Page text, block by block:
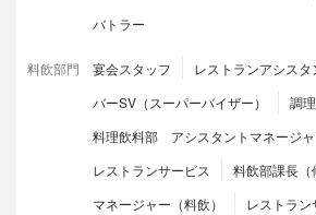
バトラー
料飲部門 宴会スタッフ
レストランアシス
バーSV（スーパーバイザー）
調
料理飲料部 アシスタントマネージ
レストランサービス
料飲部課長（
マネージャー（料飲）
レストラ